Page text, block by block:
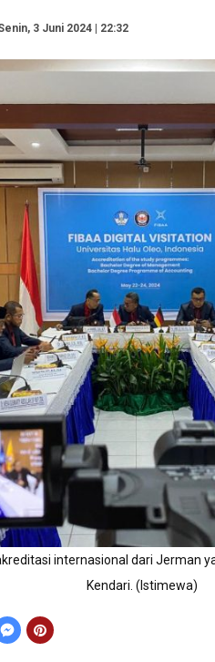
3 Juni 2024 | 22:32
internasional dari Jerman
Kendari. (Istimewa)